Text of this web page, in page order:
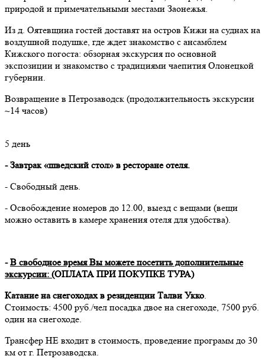
природой и примечательными местами Заонежья.
Из д. Оятевщина гостей доставят на остров Кижи на суднах на
воздушной подушке, где ждет знакомство с ансамблем
Кижского погоста: обзорная экскурсия по основной
экспозиции и знакомство с традициями чаепития Олонецкой
губернии.
Возвращение в Петрозаводск (продолжительность экскурсии
~14 часов)
5 день
- Завтрак «шведский стол» в ресторане отеля.
- Свободный день.
- Освобождение номеров до 12.00, выезд с вещами (вещи
можно оставить в камере хранения отеля для удобства).
-В свободное время Вы можете посетить дополнительные
экскурсии: (ОПЛАТА ПРИ ПОКУПКЕ ТУРА)
Катание на снегоходах в резиденции Талви Укко.
Стоимость: 4500 руб./чел посадка двое на снегоходе, 7500 руб.
один на снегоходе.
Трансфер НЕ входит в стоимость, проведение программ до 30
км от г. Петрозаводска.